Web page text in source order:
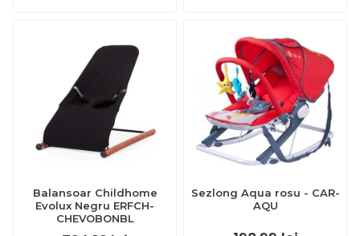
Balansoar Childhome
Evolux Negru ERFCH-
CHEVOBONBL
Sezlong Aqua rosu - CAR-
AQU